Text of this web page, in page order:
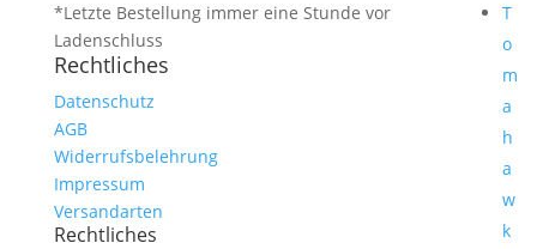
T
o
m
a
h
a
w
k
*Letzte Bestellung immer eine Stunde vor
Ladenschluss
Rechtliches
Datenschutz
AGB
Widerrufsbelehrung
Impressum
Versandarten
Rechtliches